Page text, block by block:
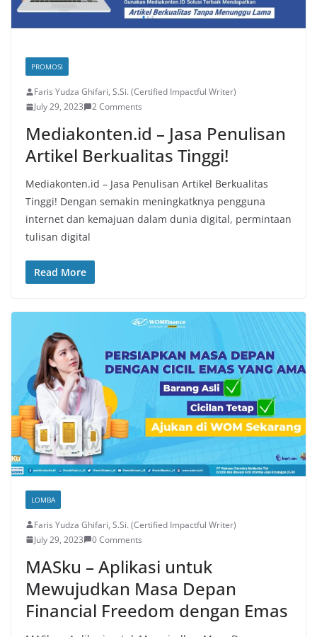
PROMOSI
Faris Yudza Ghifari, S.Si. (Certified Impactful Writer)
July 29, 2023
2 Comments
Mediakonten.id – Jasa Penulisan
Artikel Berkualitas Tinggi!
Mediakonten.id – Jasa Penulisan Artikel Berkualitas
Tinggi! Dengan semakin meningkatknya pengguna
internet dan kemajuan dalam dunia digital, permintaan
tulisan digital
Read More
LOMBA
Faris Yudza Ghifari, S.Si. (Certified Impactful Writer)
July 29, 2023
0 Comments
MASku – Aplikasi untuk
Mewujudkan Masa Depan
Financial Freedom dengan Emas